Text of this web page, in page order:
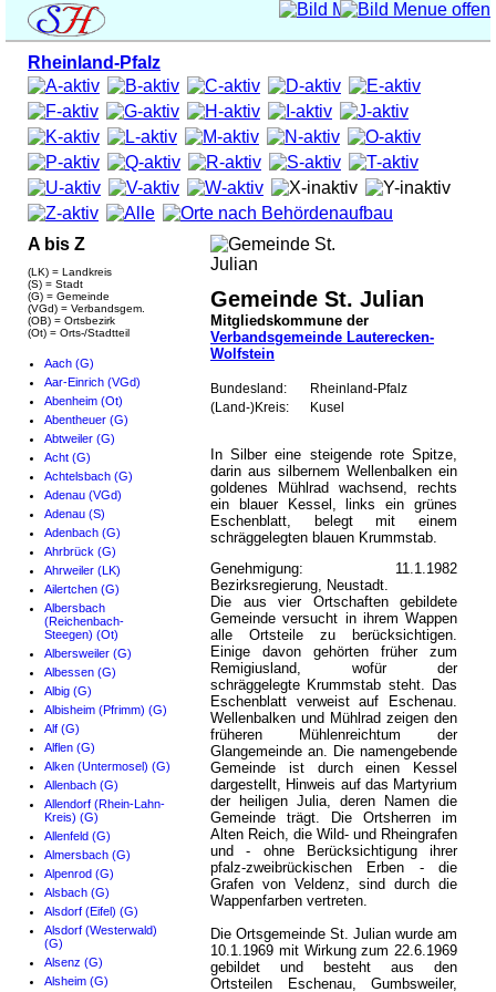
Rheinland-Pfalz
A bis Z
(LK) = Landkreis
(S) = Stadt
(G) = Gemeinde
(VGd) = Verbandsgem.
(OB) = Ortsbezirk
(Ot) = Orts-/Stadtteil
Aach (G)
Aar-Einrich (VGd)
Abenheim (Ot)
Abentheuer (G)
Abtweiler (G)
Acht (G)
Achtelsbach (G)
Adenau (VGd)
Adenau (S)
Adenbach (G)
Ahrbrück (G)
Ahrweiler (LK)
Ailertchen (G)
Albersbach
(Reichenbach-
Steegen) (Ot)
Albersweiler (G)
Albessen (G)
Albig (G)
Albisheim (Pfrimm) (G)
Alf (G)
Alflen (G)
Alken (Untermosel) (G)
Allenbach (G)
Allendorf (Rhein-Lahn-
Kreis) (G)
Allenfeld (G)
Almersbach (G)
Alpenrod (G)
Alsbach (G)
Alsdorf (Eifel) (G)
Alsdorf (Westerwald)
(G)
Alsenz (G)
Alsheim (G)
Gemeinde St. Julian
Mitgliedskommune der
Verbandsgemeinde Lauterecken-
Wolfstein
Bundesland:
Rheinland-Pfalz
(Land-)Kreis:
Kusel
In Silber eine steigende rote Spitze,
darin aus silbernem Wellenbalken ein
goldenes Mühlrad wachsend, rechts
ein blauer Kessel, links ein grünes
Eschenblatt, belegt mit einem
schräggelegten blauen Krummstab.
Genehmigung: 11.1.1982
Bezirksregierung, Neustadt.
Die aus vier Ortschaften gebildete
Gemeinde versucht in ihrem Wappen
alle Ortsteile zu berücksichtigen.
Einige davon gehörten früher zum
Remigiusland, wofür der
schräggelegte Krummstab steht. Das
Eschenblatt verweist auf Eschenau.
Wellenbalken und Mühlrad zeigen den
früheren Mühlenreichtum der
Glangemeinde an. Die namengebende
Gemeinde ist durch einen Kessel
dargestellt, Hinweis auf das Martyrium
der heiligen Julia, deren Namen die
Gemeinde trägt. Die Ortsherren im
Alten Reich, die Wild- und Rheingrafen
und - ohne Berücksichtigung ihrer
pfalz-zweibrückischen Erben - die
Grafen von Veldenz, sind durch die
Wappenfarben vertreten.
Die Ortsgemeinde St. Julian wurde am
10.1.1969 mit Wirkung zum 22.6.1969
gebildet und besteht aus den
Ortsteilen Eschenau, Gumbsweiler,